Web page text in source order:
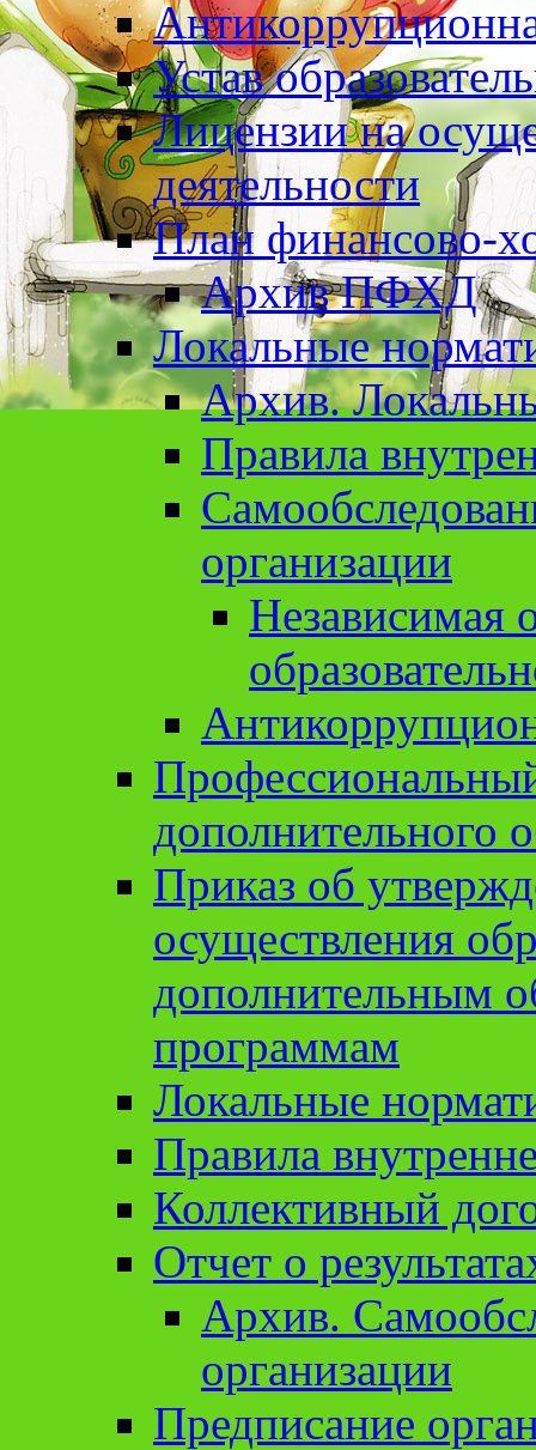
Устав
Лицензии на
деятельности
План финансово-
Архив ПФХД
Локальные
Архив.
Правила
организации
Независимая
дополнительного
Приказ об
осуществления
дополнительным
программам
Локальные
Правила
Коллективный
Отчет о
Архив.
организации
Предписание